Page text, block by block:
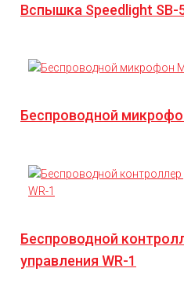
Вспышка Speedlight SB-
Беспроводной
Беспроводной
управления WR-1